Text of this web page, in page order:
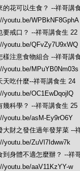
的花可以生食？ --祥哥講
youtu.be/WPBkNF8GphA
要戒口？ --祥哥講食生 22
youtu.be/QFvZy7U9xWQ
樣注意食物組合 --祥哥講
youtu.be/MPuYB0Nm03s
天吃什麼--祥哥講食生 24
youtu.be/OC1EwDqojlQ
幾科學？ --祥哥講食生 25
youtu.be/asM-Ey9rO6Y
大財之發住過年發芽菜 --
youtu.be/ZuVl7Idww7k
到身體不適怎麼辦？ --祥
youtu.be/aaV11KzYY-w